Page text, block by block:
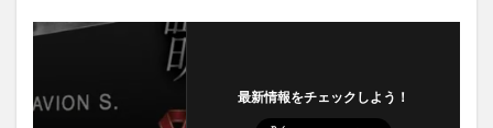
最新情報をチェックしよう！